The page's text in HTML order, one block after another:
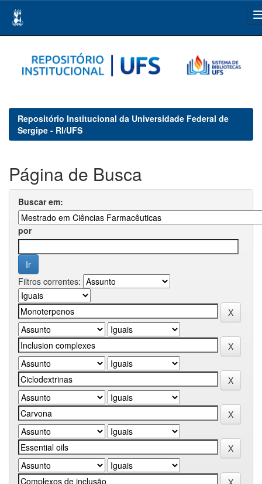
navigation
Repositório Institucional da Universidade Federal de
Sergipe - RI/UFS
Página de Busca
Buscar em:
por
Filtros correntes: